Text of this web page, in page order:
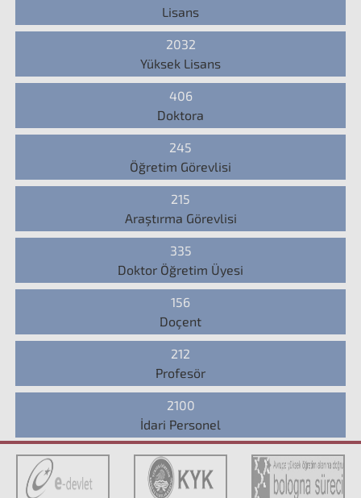
Lisans
2032
Yüksek Lisans
406
Doktora
245
Öğretim Görevlisi
215
Araştırma Görevlisi
335
Doktor Öğretim Üyesi
156
Doçent
212
Profesör
2100
İdari Personel